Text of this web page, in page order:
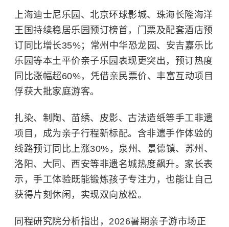
上海迪士尼乐园 、北京环球影城、珠海长隆海洋
王国持续稳居乐园预订榜首，门票及配套酒店预
订同比增长35%；常州中华恐龙园、安吉嘉乐比
乐园等本土平价亲子乐园表现更突出，预订热度
同比涨幅超60%，凭借亲民票价、丰富互动项目
俘获大批家庭游客。
扎染、制陶、苗绣、皮影、古法造纸等手工非遗
项目，成为亲子行程新标配。含非遗手作体验的
线路预订同比上涨30%，泉州、景德镇、苏州、
洛阳、大同、西安等非遗名城热度飙升。家长表
示，手工体验既能锻炼孩子专注力，也能让自己
获得片刻休闲，实现双向放松。
同程研究院分析指出，2026暑期亲子游市场正